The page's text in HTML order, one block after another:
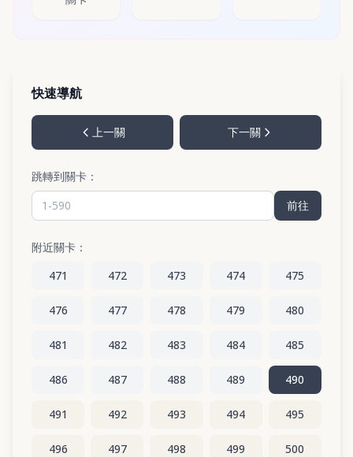
快速導航
上一關 下一關
跳轉到關卡：
前往
附近關卡：
471
472 473 474 475
476 477 478 479 480
481 482 483 484 485
486 487 488 489 490
491 492 493 494 495
496 497 498 499 500